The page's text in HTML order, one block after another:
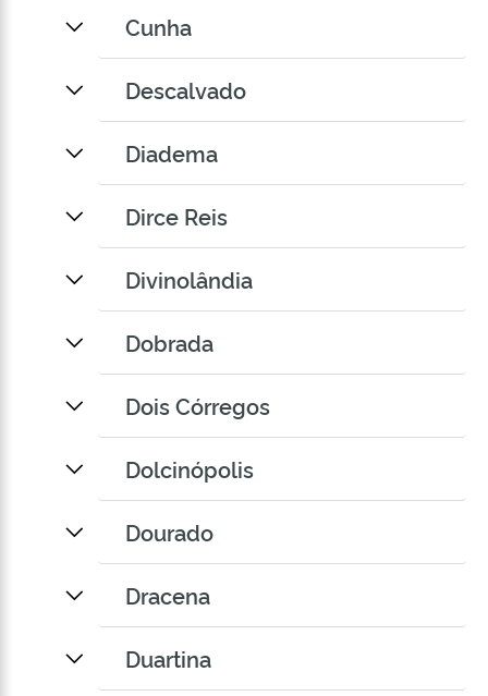
Cunha
Descalvado
Diadema
Dirce Reis
Divinolândia
Dobrada
Dois Córregos
Dolcinópolis
Dourado
Dracena
Duartina